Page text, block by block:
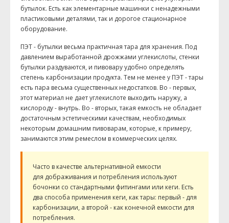
бутылок. Есть как элементарные машинки с ненадежными
пластиковыми деталями, так и дорогое стационарное
оборудование.
ПЭТ - бутылки весьма практичная тара для хранения. Под
давлением выработанной дрожжами углекислоты, стенки
бутылки раздуваются, и пивовару удобно определять
степень карбонизации продукта. Тем не менее у ПЭТ - тары
есть пара весьма существенных недостатков. Во - первых,
этот материал не дает углекислоте выходить наружу, а
кислороду - внутрь. Во - вторых, такая емкость не обладает
достаточным эстетическими качествам, необходимых
некоторым домашним пивоварам, которые, к примеру,
занимаются этим ремеслом в коммерческих целях.
Часто в качестве альтернативной емкости
для дображивания и потребления используют
бочонки со стандартными фитингами или кеги. Есть
два способа применения кеги, как тары: первый - для
карбонизации, а второй - как конечной емкости для
потребления.